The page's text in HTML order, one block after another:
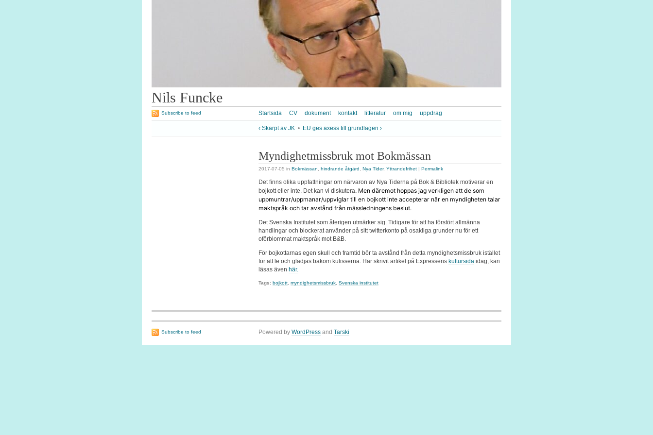
Nils Funcke
Startsida CV dokument kontakt litteratur om mig uppdrag
Subscribe to feed
‹ Skarpt av JK • EU ges axess till grundlagen ›
Myndighetmissbruk mot Bokmässan
2017-07-05 in Bokmässan hindrande åtgärd Nya Tider, Yttrandefrihet | Permalink
Det finns olika uppfattningar om närvaron av Nya Tiderna på Bok & Bibliotek motiverar en
bojkott eller inte. Det kan vi diskutera. Men däremot hoppas jag verkligen att de som
uppmuntrar/uppmanar/uppviglar till en bojkott inte accepterar när en myndigheten talar
maktspråk och tar avstånd från mässledningens beslut.
Det Svenska Institutet som återigen utmärker sig. Tidigare för att ha förstört allmänna
handlingar och blockerat använder på sitt twitterkonto på osakliga grunder nu för ett
oförblommat maktspråk mot B&B.
För bojkottarnas egen skull och framtid bör ta avstånd från detta myndighetsmissbruk istället
för att le och glädjas bakom kulisserna. Har skrivit artikel på Expressens kultursida idag, kan
läsas även här.
Tags: bojkott, myndighetsmissbruk, Svenska institutet
Subscribe to feed Powered by WordPress and Tarski